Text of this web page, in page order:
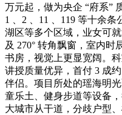
万元起，做为央企 “府系”
1 、2 、11 、119 等十余
湖区等多个区域，业女可
及 270° 转角飘窗，室内
书房，视觉上更显宽阔。
讲授质量优异，首付 3 成
伴侣。项目所处的瑶海明
童乐土、健身步道等设备
大城市从干道，分歧户型